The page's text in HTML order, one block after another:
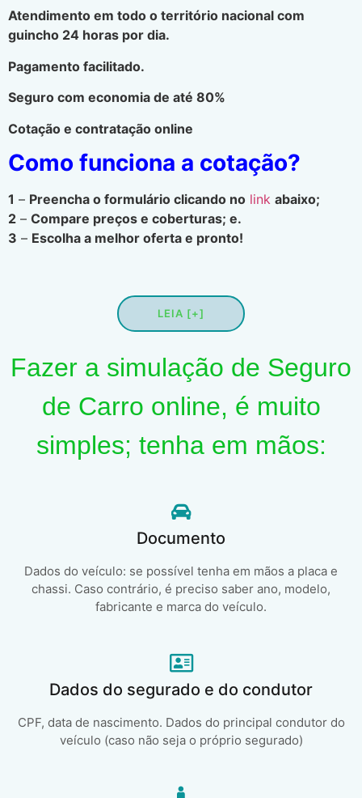
Atendimento em todo o território nacional com
guincho 24 horas por dia.
Pagamento facilitado.
Seguro com economia de até 80%
Cotação e contratação online
Como funciona a cotação?
1 – Preencha o formulário clicando no link abaixo;
2 – Compare preços e coberturas; e.
3 – Escolha a melhor oferta e pronto!
LEIA [+]
Fazer a simulação de Seguro
de Carro online, é muito
simples; tenha em mãos:
Documento
Dados do veículo: se possível tenha em mãos a placa e
chassi. Caso contrário, é preciso saber ano, modelo,
fabricante e marca do veículo.
Dados do segurado e do condutor
CPF, data de nascimento. Dados do principal condutor do
veículo (caso não seja o próprio segurado)